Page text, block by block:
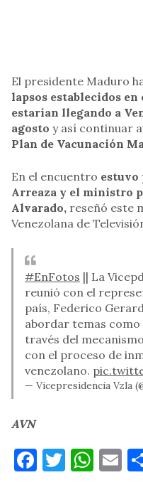
El presidente Maduro
lapsos establecidos
estarían llegando a
agosto y así continuar
Plan de Vacunación
En el encuentro estuvo
Arreaza y el ministro
Alvarado, reseñó este
Venezolana de
#EnFotos || La
reunió con el
país, Federico
abordar temas como
través del
con el proceso de
venezolano.
— Vicepresidencia Vzla
AVN
Facebook